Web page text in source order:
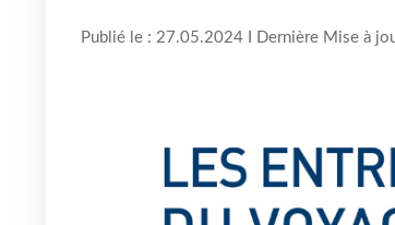
Publié le : 27.05.2024 I Dernière Mise à